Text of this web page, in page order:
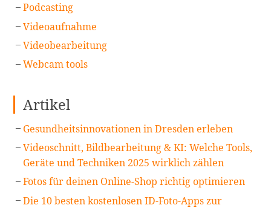
Podcasting
Videoaufnahme
Videobearbeitung
Webcam tools
Artikel
Gesundheitsinnovationen in Dresden erleben
Videoschnitt, Bildbearbeitung & KI: Welche Tools,
Geräte und Techniken 2025 wirklich zählen
Fotos für deinen Online-Shop richtig optimieren
Die 10 besten kostenlosen ID-Foto-Apps zur